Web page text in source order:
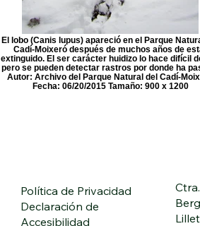
El lobo (Canis lupus) apareció en el Parque
Cadí-Moixeró después de muchos años de
extinguido. El ser carácter huidizo lo hace difícil
pero se pueden detectar rastros por donde ha
Autor: Archivo del Parque Natural del Cadí-
Fecha: 06/20/2015 Tamaño: 900 x 1200
Política de Privacidad
Declaración de
Accesibilidad